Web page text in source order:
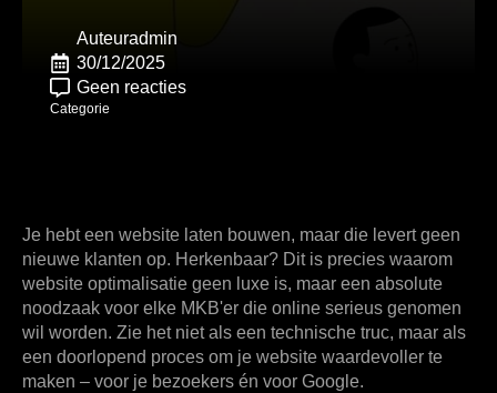
Auteuradmin
30/12/2025
Geen reacties
Categorie
Je hebt een website laten bouwen, maar die levert geen
nieuwe klanten op. Herkenbaar? Dit is precies waarom
website optimalisatie geen luxe is, maar een absolute
noodzaak voor elke MKB'er die online serieus genomen
wil worden. Zie het niet als een technische truc, maar als
een doorlopend proces om je website waardevoller te
maken – voor je bezoekers én voor Google.